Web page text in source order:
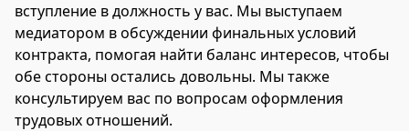
вступление в должность у вас. Мы выступаем
медиатором в обсуждении финальных условий
контракта, помогая найти баланс интересов, чтобы
обе стороны остались довольны. Мы также
консультируем вас по вопросам оформления
трудовых отношений.